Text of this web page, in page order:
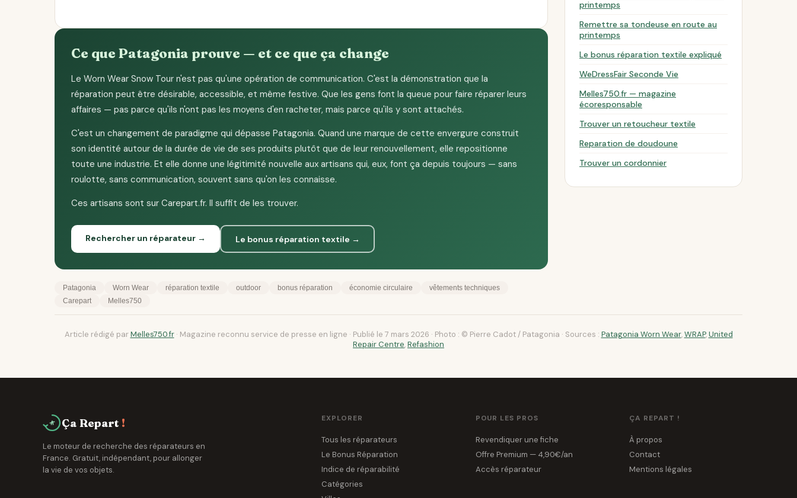
Ce que Patagonia prouve — et ce que ça change
Le Worn Wear Snow Tour n'est pas qu'une opération de communication. C'est la démonstration que la
réparation peut être désirable, accessible, et même festive. Que les gens font la queue pour faire réparer leurs
affaires — pas parce qu'ils n'ont pas les moyens d'en racheter, mais parce qu'ils y sont attachés.
C'est un changement de paradigme qui dépasse Patagonia. Quand une marque de cette envergure construit
son identité autour de la durée de vie de ses produits plutôt que de leur renouvellement, elle repositionne
toute une industrie. Et elle donne une légitimité nouvelle aux artisans qui, eux, font ça depuis toujours — sans
roulotte, sans communication, souvent sans qu'on les connaisse.
Ces artisans sont sur Carepart.fr. Il suffit de les trouver.
Rechercher un réparateur → Le bonus réparation textile →
Patagonia Worn Wear réparation textile outdoor bonus réparation économie circulaire
vêtements techniques
Carepart
Melles750
printemps
Remettre sa tondeuse en route au
printemps
Le bonus réparation textile expliqué
WeDressFair Seconde Vie
Melles750.fr — magazine
écoresponsable
Trouver un retoucheur textile
Reparation de doudoune
Trouver un cordonnier
Article rédigé parMelles750.fr· Magazine reconnu service de presse en ligne · Publié le 7 mars 2026 · Photo : © Pierre Cadot / Patagonia · Sources : Patagonia Worn Wear,WRAP,United
Repair Centre,Refashion
Ça Repart !
Le moteur de recherche des réparateurs en
France. Gratuit, indépendant, pour allonger
la vie de vos objets.
EXPLORER
Tous les réparateurs
Le Bonus Réparation
Indice de réparabilité
Catégories
POUR LES PROS
Revendiquer une fiche
Offre Premium — 4,90€/an
Accès réparateur
ÇA REPART !
À propos
Contact
Mentions légales